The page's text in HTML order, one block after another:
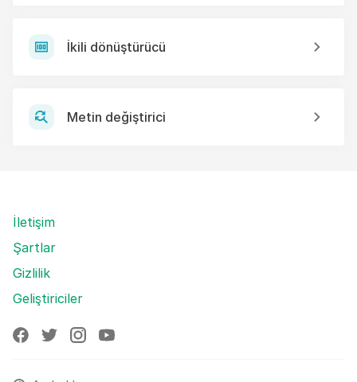
İkili dönüştürücü
Metin değiştirici
İletişim
Şartlar
Gizlilik
Geliştiriciler